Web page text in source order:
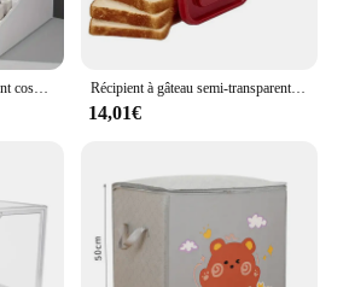
MELStyle-Boîte de rangement cosmétique, bureau en spanTable, rouge à lèvres, produits de soin de la peau, tri T1 Récipient à gâteau semi-transparent rectangulaire avec poignée, boîte d'emballage, stockage d'aliments secs et frais, grille à pain
14,01€